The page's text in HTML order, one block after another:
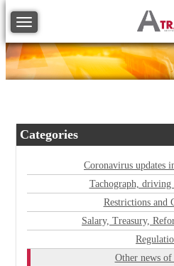
Toggle navigation
Categories
Coronavirus updates
Tachograph, driving
Restrictions and
Salary, Treasury,
Other news of